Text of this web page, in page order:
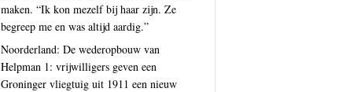
maken. “Ik kon mezelf bij haar zijn. Ze
begreep me en was altijd aardig.”
Noorderland: De wederopbouw van
Helpman 1: vrijwilligers geven een
Groninger vliegtuig uit 1911 een nieuw